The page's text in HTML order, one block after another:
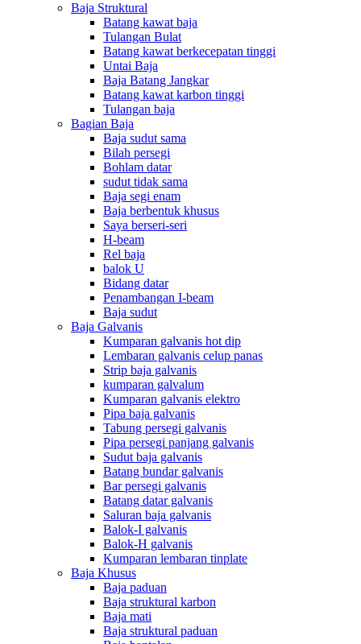
Baja Struktural
Batang kawat baja
Tulangan Bulat
Batang kawat berkecepatan tinggi
Untai Baja
Baja Batang Jangkar
Batang kawat karbon tinggi
Tulangan baja
Bagian Baja
Baja sudut sama
Bilah persegi
Bohlam datar
sudut tidak sama
Baja segi enam
Baja berbentuk khusus
Saya berseri-seri
H-beam
Rel baja
balok U
Bidang datar
Penambangan I-beam
Baja sudut
Baja Galvanis
Kumparan galvanis hot dip
Lembaran galvanis celup panas
Strip baja galvanis
kumparan galvalum
Kumparan galvanis elektro
Pipa baja galvanis
Tabung persegi galvanis
Pipa persegi panjang galvanis
Sudut baja galvanis
Batang bundar galvanis
Bar persegi galvanis
Batang datar galvanis
Saluran baja galvanis
Balok-I galvanis
Balok-H galvanis
Kumparan lembaran tinplate
Baja Khusus
Baja paduan
Baja struktural karbon
Baja mati
Baja struktural paduan